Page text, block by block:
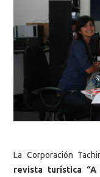
La Corporación
revista turística “A